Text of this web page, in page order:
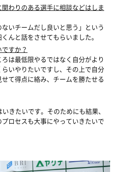
わりのある選手に相談などはしま
いチームだし良いと思う」という
んと話をさせてもらいました。
すか？
は最低限やるではなく自分がより
いやりたいですし、その上で自分
て得点に絡み、チームを勝たせる
きたいです。そのためにも結果、
ロセスも大事にやっていきたいで